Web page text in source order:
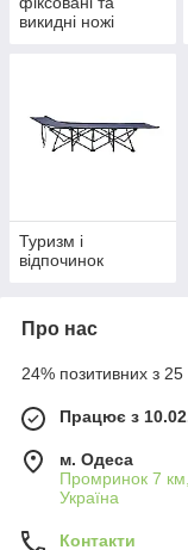
викидні ножі
Туризм і
відпочинок
Про нас
24% позитивних з 25
Працює з
м. Одеса
Промринок 7
Україна
Контакти